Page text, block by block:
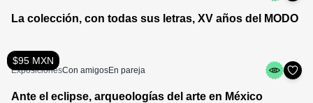
La colección, con todas sus letras, XV años del MODO
$95 MXN
ExposicionesCon amigosEn pareja
Ante el eclipse, arqueologías del arte en México